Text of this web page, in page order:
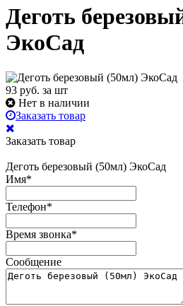
Деготь
ЭкоСад
93 руб. за шт
Нет в наличии
Заказать товар
Заказать товар
Деготь березовый (50мл) ЭкоСад
Имя*
Телефон*
Время звонка*
Сообщение